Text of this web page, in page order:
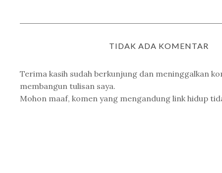
TIDAK ADA KOMENTAR
Terima kasih sudah berkunjung dan meninggalkan
membangun tulisan saya.
Mohon maaf, komen yang mengandung link hidup